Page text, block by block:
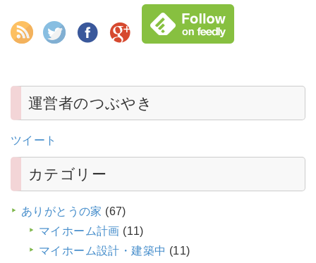
運営者のつぶやき
ツイート
カテゴリー
ありがとうの家 (67)
マイホーム計画 (11)
マイホーム設計・建築中 (11)